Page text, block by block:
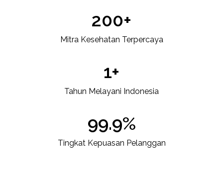
200+
Mitra Kesehatan Terpercaya
1+
Tahun Melayani Indonesia
99.9%
Tingkat Kepuasan Pelanggan